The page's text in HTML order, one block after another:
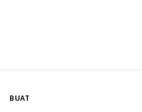
BUAT